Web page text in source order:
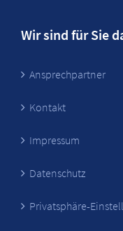
Wir sind für Sie
Ansprechpartner
Kontakt
Impressum
Datenschutz
Privatsphäre-